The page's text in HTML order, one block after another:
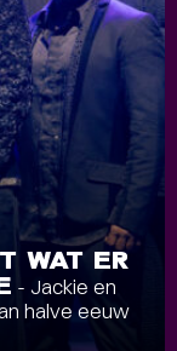
WAT ER
- Jackie en
halve eeuw